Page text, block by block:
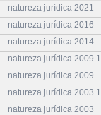
natureza jurídica 2021
natureza jurídica 2016
natureza jurídica 2014
natureza jurídica 2009.1
natureza jurídica 2009
natureza jurídica 2003.1
natureza jurídica 2003